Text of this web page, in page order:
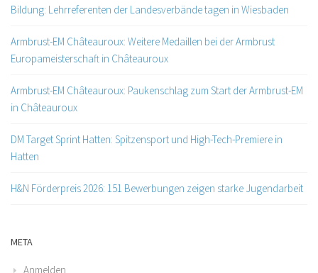
Bildung: Lehrreferenten der Landesverbände tagen in Wiesbaden
Armbrust-EM Châteauroux: Weitere Medaillen bei der Armbrust
Europameisterschaft in Châteauroux
Armbrust-EM Châteauroux: Paukenschlag zum Start der Armbrust-EM
in Châteauroux
DM Target Sprint Hatten: Spitzensport und High-Tech-Premiere in
Hatten
H&N Förderpreis 2026: 151 Bewerbungen zeigen starke Jugendarbeit
META
Anmelden